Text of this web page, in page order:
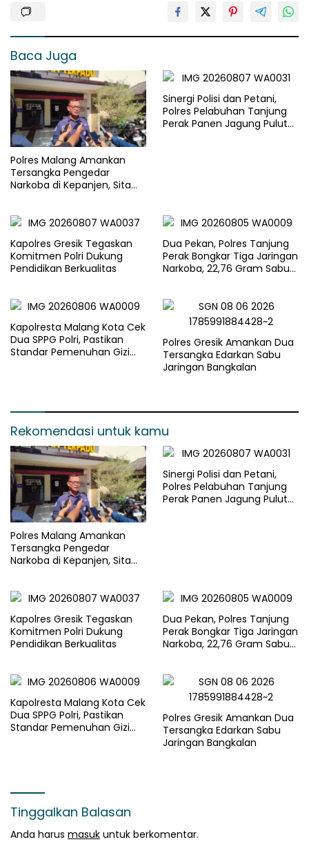
Baca Juga
Polres Malang Amankan
Tersangka Pengedar
Narkoba di Kepanjen, Sita
Sinergi Polisi dan Petani,
Polres Pelabuhan Tanjung
Perak Panen Jagung Pulut
Kapolres Gresik Tegaskan
Komitmen Polri Dukung
Pendidikan Berkualitas
Dua Pekan, Polres Tanjung
Perak Bongkar Tiga Jaringan
Narkoba, 22,76 Gram Sabu
Kapolresta Malang Kota Cek
Dua SPPG Polri, Pastikan
Standar Pemenuhan Gizi
Polres Gresik Amankan Dua
Tersangka Edarkan Sabu
Jaringan Bangkalan
Rekomendasi untuk kamu
Polres Malang Amankan
Tersangka Pengedar
Narkoba di Kepanjen, Sita
Sinergi Polisi dan Petani,
Polres Pelabuhan Tanjung
Perak Panen Jagung Pulut
Kapolres Gresik Tegaskan
Komitmen Polri Dukung
Pendidikan Berkualitas
Dua Pekan, Polres Tanjung
Perak Bongkar Tiga Jaringan
Narkoba, 22,76 Gram Sabu
Kapolresta Malang Kota Cek
Dua SPPG Polri, Pastikan
Standar Pemenuhan Gizi
Polres Gresik Amankan Dua
Tersangka Edarkan Sabu
Jaringan Bangkalan
Tinggalkan Balasan
Anda harus masuk untuk berkomentar.